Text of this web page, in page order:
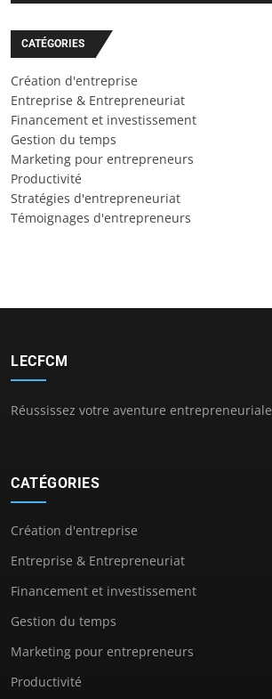
CATÉGORIES
Création d'entreprise
Entreprise & Entrepreneuriat
Financement et investissement
Gestion du temps
Marketing pour entrepreneurs
Productivité
Stratégies d'entrepreneuriat
Témoignages d'entrepreneurs
LECFCM
Réussissez votre aventure entrepreneuriale
CATÉGORIES
Création d'entreprise
Entreprise & Entrepreneuriat
Financement et investissement
Gestion du temps
Marketing pour entrepreneurs
Productivité